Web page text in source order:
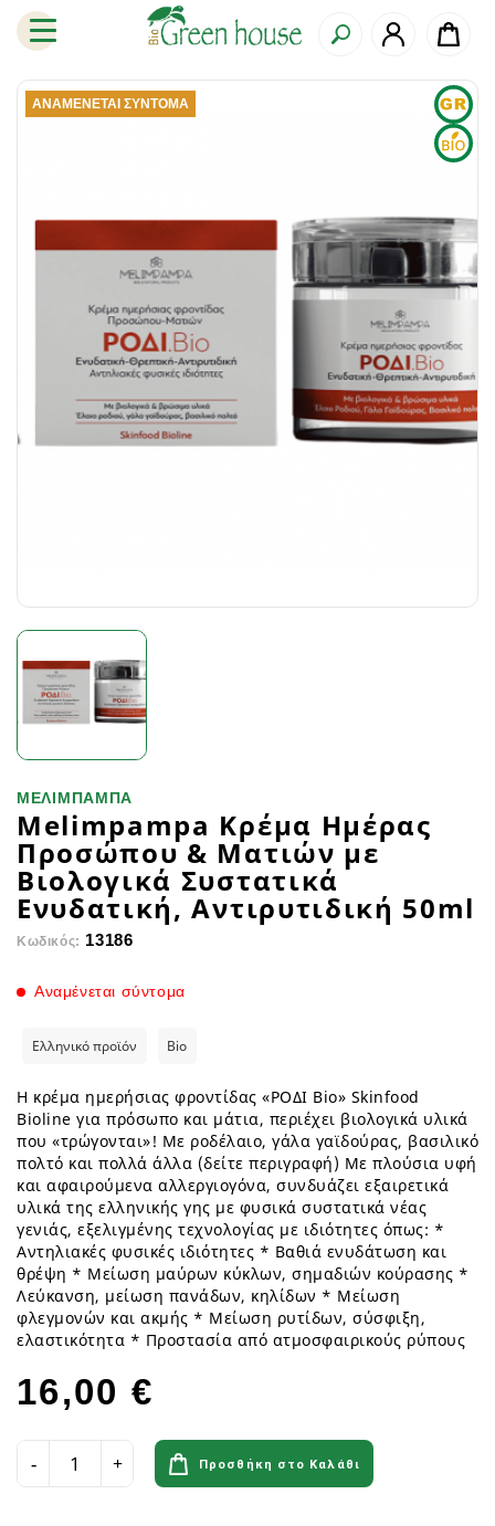
ΑΝΑΜΈΝΕΤΑΙ ΣΎΝΤΟΜΑ
ΜΕΛΙΜΠΑΜΠΑ
Melimpampa Kρέμα Ημέρας
Προσώπου & Ματιών με
Βιολογικά Συστατικά
Ενυδατική, Αντιρυτιδική 50ml
Κωδικός: 13186
Αναμένεται σύντομα
Ελληνικό προϊόν Bio
Η κρέμα ημερήσιας φροντίδας «ΡΟΔΙ Bio» Skinfood
Bioline για πρόσωπο και μάτια, περιέχει βιολογικά υλικά
που «τρώγονται»! Mε ροδέλαιο, γάλα γαϊδούρας, βασιλικό
πολτό και πολλά άλλα (δείτε περιγραφή) Με πλούσια υφή
και αφαιρούμενα αλλεργιογόνα, συνδυάζει εξαιρετικά
υλικά της ελληνικής γης με φυσικά συστατικά νέας
γενιάς, εξελιγμένης τεχνολογίας με ιδιότητες όπως: *
Αντηλιακές φυσικές ιδιότητες * Βαθιά ενυδάτωση και
θρέψη * Μείωση μαύρων κύκλων, σημαδιών κούρασης *
Λεύκανση, μείωση πανάδων, κηλίδων * Μείωση
φλεγμονών και ακμής * Μείωση ρυτίδων, σύσφιξη,
ελαστικότητα * Προστασία από ατμοσφαιρικούς ρύπους
16,00 €
Προσθήκη στο Καλάθι